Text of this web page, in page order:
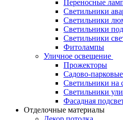
Переносные
Светильники
Светильники
Светильники
Светильники
Фитолампы
Уличное освещение
Прожекторы
Садово-
Светильники на
Светильники
Фасадная
Отделочные материалы